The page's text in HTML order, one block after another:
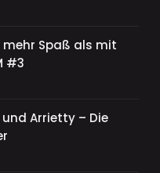
Spaß als mit
#3
und Arrietty – Die